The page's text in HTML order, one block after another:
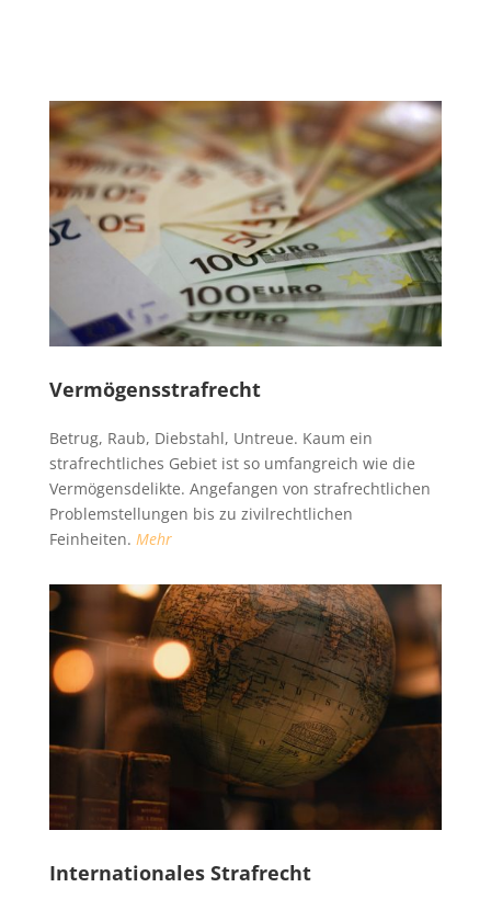
Vermögensstrafrecht
Betrug, Raub, Diebstahl, Untreue. Kaum ein
strafrechtliches Gebiet ist so umfangreich wie die
Vermögensdelikte. Angefangen von strafrechtlichen
Problemstellungen bis zu zivilrechtlichen
Feinheiten. Mehr
Internationales Strafrecht